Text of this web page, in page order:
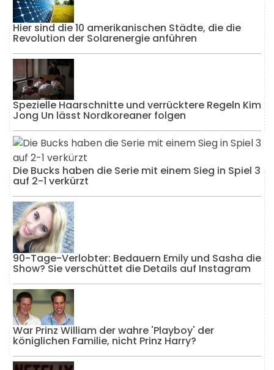
Hier sind die 10 amerikanischen Städte, die die
Revolution der Solarenergie anführen
Spezielle Haarschnitte und verrücktere Regeln Kim
Jong Un lässt Nordkoreaner folgen
Die Bucks haben die Serie mit einem Sieg in Spiel 3
auf 2-1 verkürzt
90-Tage-Verlobter: Bedauern Emily und Sasha die
Show? Sie verschüttet die Details auf Instagram
War Prinz William der wahre 'Playboy' der
königlichen Familie, nicht Prinz Harry?